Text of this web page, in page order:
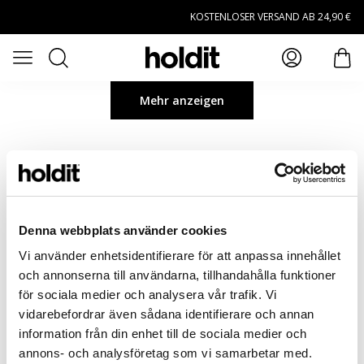
Denna webbplats använder cookies
Vi använder enhetsidentifierare för att anpassa innehållet
och annonserna till användarna, tillhandahålla funktioner
för sociala medier och analysera vår trafik. Vi
vidarebefordrar även sådana identifierare och annan
information från din enhet till de sociala medier och
annons- och analysföretag som vi samarbetar med.
KOSTENLOSER VERSAND AB 24,90 €
Menü öffnen
Suchen
Mehr anzeigen